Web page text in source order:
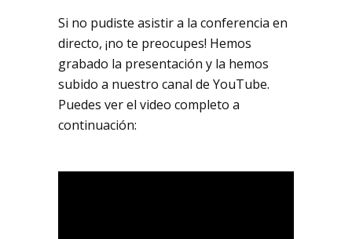
Si no pudiste asistir a la conferencia en
directo, ¡no te preocupes! Hemos
grabado la presentación y la hemos
subido a nuestro canal de YouTube.
Puedes ver el video completo a
continuación: